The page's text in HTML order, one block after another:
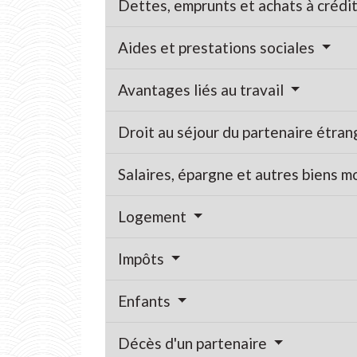
Dettes, emprunts et achats à crédit
Aides et prestations sociales
Avantages liés au travail
Droit au séjour du partenaire
Salaires, épargne et autres biens
Logement
Impôts
Enfants
Décès d'un partenaire